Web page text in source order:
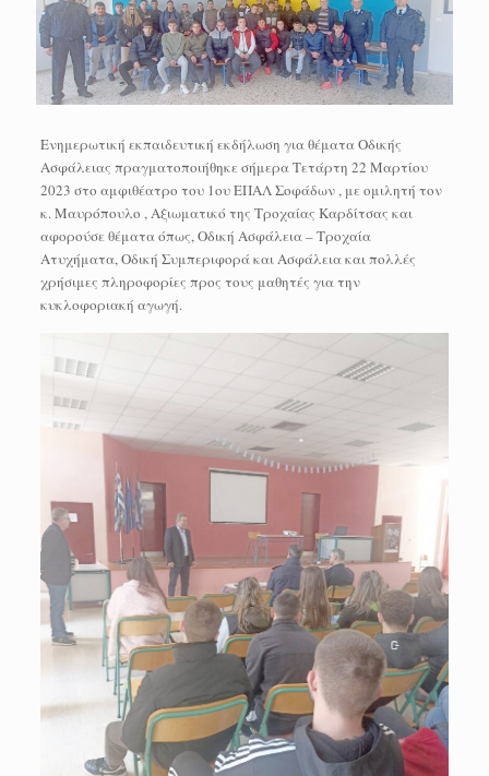
Ενημερωτική εκπαιδευτική εκδήλωση για θέματα Οδικής
Ασφάλειας πραγματοποιήθηκε σήμερα Τετάρτη 22 Μαρτίου
2023 στο αμφιθέατρο του 1ου ΕΠΑΛ Σοφάδων , με ομιλητή τον
κ. Μαυρόπουλο , Αξιωματικό της Τροχαίας Καρδίτσας και
αφορούσε θέματα όπως, Οδική Ασφάλεια – Τροχαία
Ατυχήματα, Οδική Συμπεριφορά και Ασφάλεια και πολλές
χρήσιμες πληροφορίες προς τους μαθητές για την
κυκλοφοριακή αγωγή.